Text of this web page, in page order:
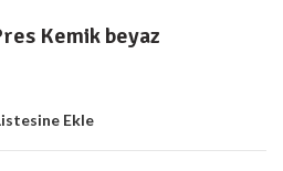
Kemik beyaz
Ekle